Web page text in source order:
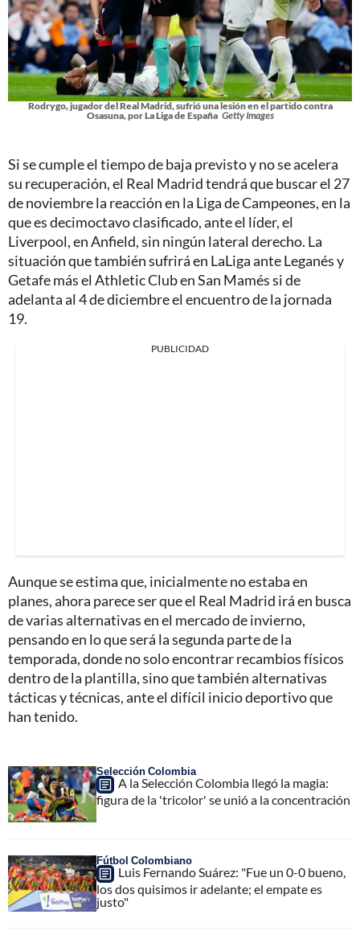
Rodrygo, jugador del Real Madrid, sufrió una lesión en el partido contra
Osasuna, por La Liga de España Getty Images
Si se cumple el tiempo de baja previsto y no se acelera
su recuperación, el Real Madrid tendrá que buscar el 27
de noviembre la reacción en la Liga de Campeones, en la
que es decimoctavo clasificado, ante el líder, el
Liverpool, en Anfield, sin ningún lateral derecho. La
situación que también sufrirá en LaLiga ante Leganés y
Getafe más el Athletic Club en San Mamés si de
adelanta al 4 de diciembre el encuentro de la jornada
19.
PUBLICIDAD
Aunque se estima que, inicialmente no estaba en
planes, ahora parece ser que el Real Madrid irá en busca
de varias alternativas en el mercado de invierno,
pensando en lo que será la segunda parte de la
temporada, donde no solo encontrar recambios físicos
dentro de la plantilla, sino que también alternativas
tácticas y técnicas, ante el difícil inicio deportivo que
han tenido.
Selección Colombia
A la Selección Colombia llegó la magia:
figura de la 'tricolor' se unió a la concentración
Fútbol Colombiano
Luis Fernando Suárez: "Fue un 0-0 bueno,
los dos quisimos ir adelante; el empate es
justo"